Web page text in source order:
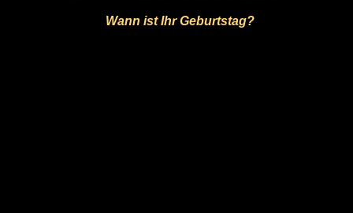
Wann ist Ihr Geburtstag?